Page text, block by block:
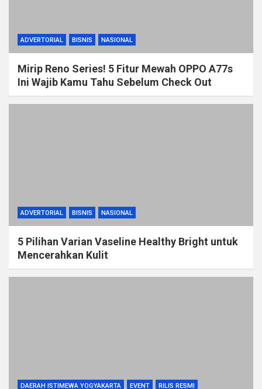
ADVERTORIAL BISNIS NASIONAL
Mirip Reno Series! 5 Fitur Mewah OPPO A77s
Ini Wajib Kamu Tahu Sebelum Check Out
ADVERTORIAL BISNIS NASIONAL
5 Pilihan Varian Vaseline Healthy Bright untuk
Mencerahkan Kulit
DAERAH ISTIMEWA YOGYAKARTA EVENT RILIS RESMI